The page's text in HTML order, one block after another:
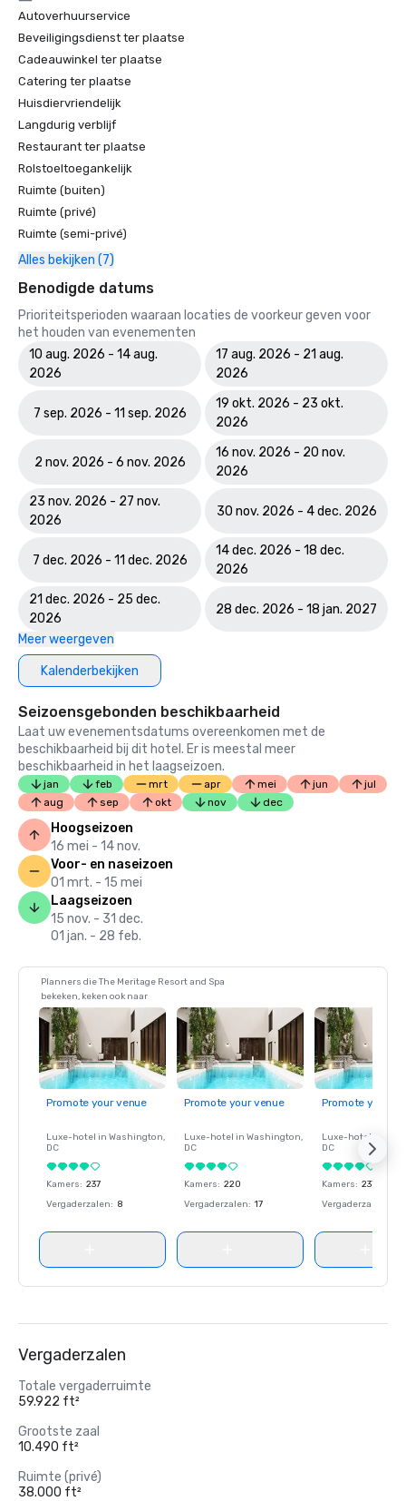
Autoverhuurservice
Beveiligingsdienst ter plaatse
Cadeauwinkel ter plaatse
Catering ter plaatse
Huisdiervriendelijk
Langdurig verblijf
Restaurant ter plaatse
Rolstoeltoegankelijk
Ruimte (buiten)
Ruimte (privé)
Ruimte (semi-privé)
Alles bekijken (7)
Benodigde datums
Prioriteitsperioden waaraan locaties de voorkeur geven voor
het houden van evenementen
10 aug. 2026 - 14 aug.
2026
17 aug. 2026 - 21 aug.
2026
7 sep. 2026 - 11 sep. 2026
19 okt. 2026 - 23 okt.
2026
2 nov. 2026 - 6 nov. 2026
16 nov. 2026 - 20 nov.
2026
23 nov. 2026 - 27 nov.
2026
30 nov. 2026 - 4 dec. 2026
7 dec. 2026 - 11 dec. 2026
14 dec. 2026 - 18 dec.
2026
21 dec. 2026 - 25 dec.
2026
28 dec. 2026 - 18 jan. 2027
Meer weergeven
Kalenderbekijken
Seizoensgebonden beschikbaarheid
Laat uw evenementsdatums overeenkomen met de
beschikbaarheid bij dit hotel. Er is meestal meer
beschikbaarheid in het laagseizoen.
jan feb mrt apr mei jun
jul
aug
sep okt nov dec
Hoogseizoen
16 mei - 14 nov.
Voor- en naseizoen
01 mrt. - 15 mei
Laagseizoen
15 nov. - 31 dec.
01 jan. - 28 feb.
Planners die The Meritage Resort and Spa
bekeken, keken ook naar
Promote your venue
Luxe-hotel in Washington,
DC
Kamers: 237
Vergaderzalen: 8
Promote your venue
Luxe-hotel in Washington,
DC
Kamers: 220
Vergaderzalen: 17
Promote your
Luxe-hotel in
DC
Kamers: 237
Vergaderzalen
Vergaderzalen
Totale vergaderruimte
59.922 ft²
Grootste zaal
10.490 ft²
Ruimte (privé)
38.000 ft²